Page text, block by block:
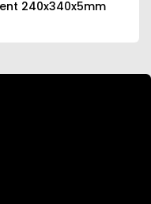
240x340x5mm